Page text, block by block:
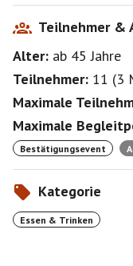
Teilnehmer &
Alter: ab 45Jahre
Teilnehmer: 11 (3
Maximale
Maximale
Bestätigungsevent
Kategorie
Essen & Trinken